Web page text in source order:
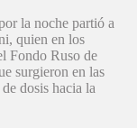
la noche partió a
quien en los
Fondo Ruso de
surgieron en las
dosis hacia la